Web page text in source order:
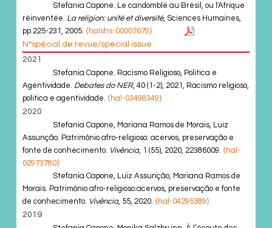
Stefania Capone. Le candomblé au Brésil, ou l'Afrique
réinventée. La religion: unité et diversité, Sciences Humaines,
pp.225-231, 2005. ⟨halshs-00007679⟩
N°spécial de revue/special issue
2021
Stefania Capone. Racismo Religioso, Politica e
Agentividade. Debates do NER, 40 (1-2), 2021, Racismo religioso,
politica e agentividade. ⟨hal-03498349⟩
2020
Stefania Capone, Mariana Ramos de Morais, Luiz
Assunção. Patrimônio afro-religioso: acervos, preservação e
fonte de conhecimento. Vivência, 1 (55), 2020, 22386009. ⟨hal-
02973780⟩
Stefania Capone, Luiz Assunção, Mariana Ramos de
Morais. Patrimônio afro-religioso:acervos, preservação e fonte
de conhecimento. Vivência, 55, 2020. ⟨hal-04295389⟩
2019